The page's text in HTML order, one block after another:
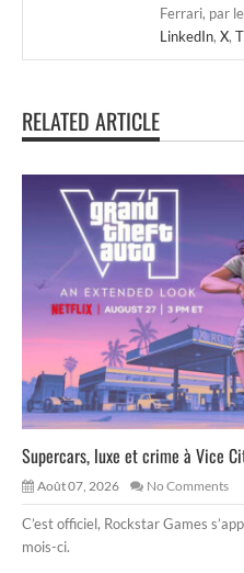
Ferrari, par
LinkedIn, X,
RELATED ARTICLE
Supercars, luxe et crime à Vice
Août 07, 2026 No Comments
C’est officiel, Rockstar Games
mois-ci.